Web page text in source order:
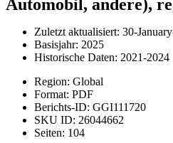
Automobil, andere),
Zuletzt aktualisiert: 30-
Basisjahr: 2025
Historische Daten: 2021-2024
Region: Global
Format: PDF
Berichts-ID: GGI111720
SKU ID: 26044662
Seiten: 104